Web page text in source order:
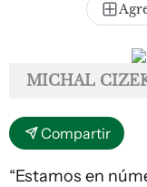
MICHAL
Compartir
“Estamos en